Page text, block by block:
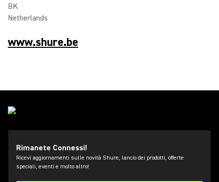
BK
Netherlands
www.shure.be
Rimanete Connessi!
Ricevi aggiornamenti sulle novità Shure, lancio dei prodotti, offerte
speciali, eventi e molto altro!